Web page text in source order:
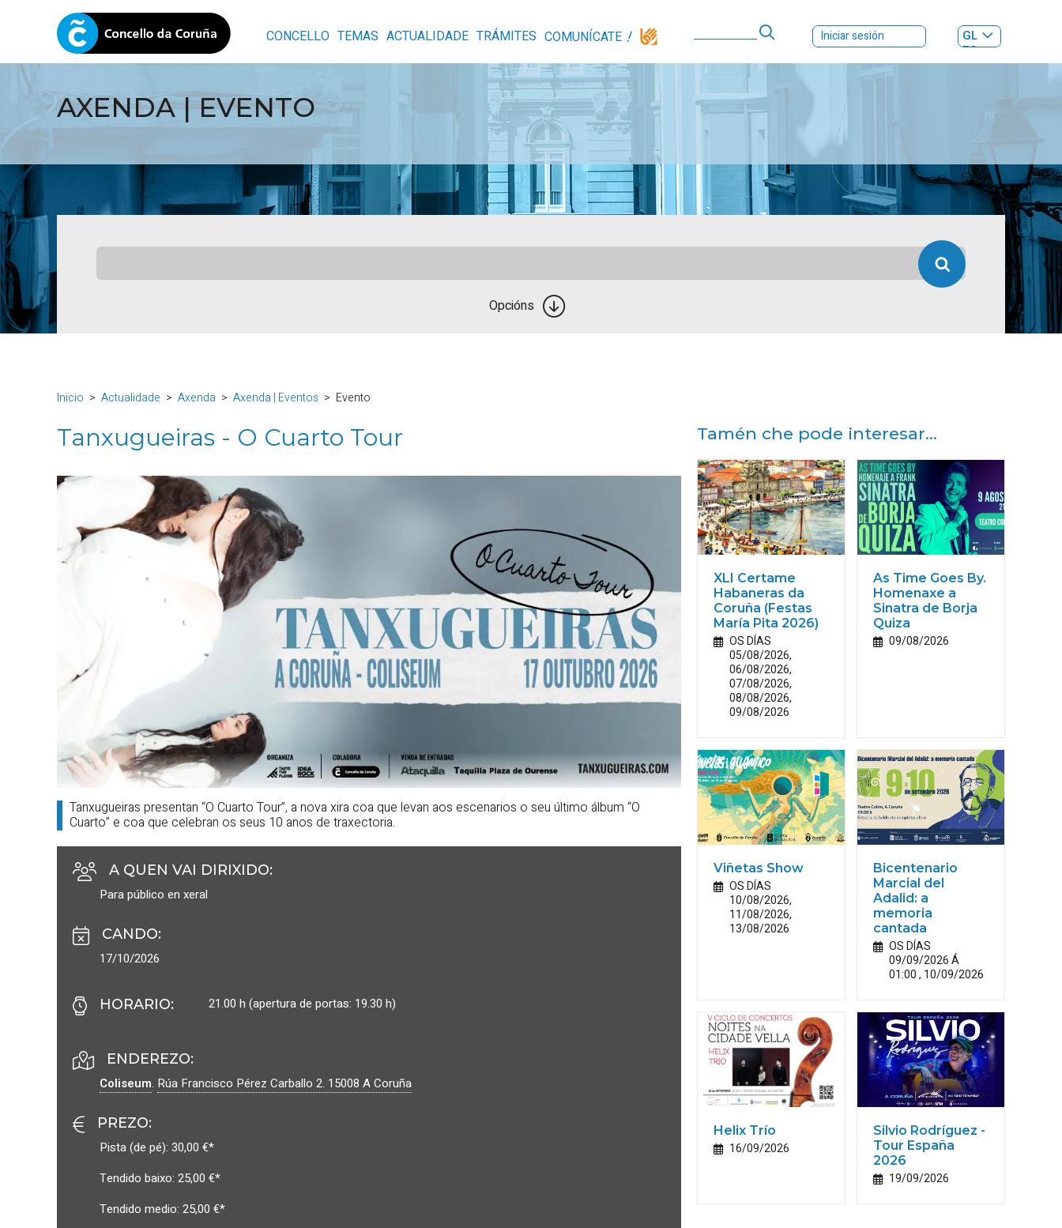
CONCELLO TEMAS ACTUALIDADE TRÁMITES COMUNÍCATE Iniciar sesión
GL
ES|
AXENDA | EVENTO
Opcións
Inicio Actualidade Axenda Axenda | Eventos Evento
Tanxugueiras - O Cuarto Tour
Tanxugueiras presentan “O Cuarto Tour”, a nova xira coa que levan aos escenarios o seu último álbum “O
Cuarto” e coa que celebran os seus 10 anos de traxectoria.
A QUEN VAI DIRIXIDO:
Para público en xeral
CANDO:
17/10/2026
HORARIO: 21.00 h (apertura de portas: 19.30 h)
ENDEREZO:
Coliseum. Rúa Francisco Pérez Carballo 2. 15008 A Coruña
PREZO:
Pista (de pé): 30,00 €*
Tendido baixo: 25,00 €*
Tendido medio: 25,00 €*
Tamén che pode interesar...
XLI Certame
Habaneras da
Coruña (Festas
María Pita 2026)
OS DÍAS
05/08/2026,
06/08/2026,
07/08/2026,
08/08/2026,
09/08/2026
As Time Goes By.
Homenaxe a
Sinatra de Borja
Quiza
09/08/2026
Viñetas Show
OS DÍAS
10/08/2026,
11/08/2026,
13/08/2026
Bicentenario
Marcial del
Adalid: a
memoria
cantada
OS DÍAS
09/09/2026 Á
01:00 , 10/09/2026
Helix Trío
16/09/2026
Silvio Rodríguez -
Tour España
2026
19/09/2026